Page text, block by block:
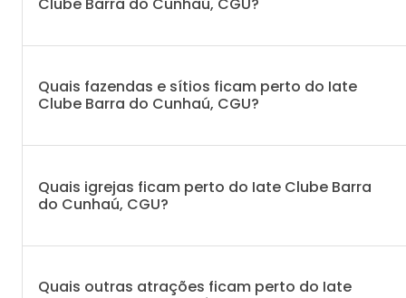
Quais fazendas e sítios ficam perto do Iate
Clube Barra do Cunhaú, CGU?
Quais igrejas ficam perto do Iate Clube Barra
do Cunhaú, CGU?
Quais outras atrações ficam perto do Iate